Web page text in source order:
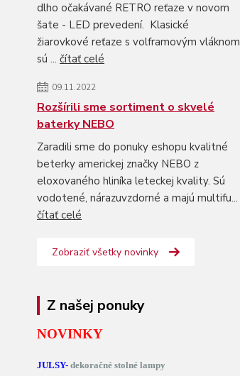
dlho očakávané RETRO reťaze v novom
šate - LED prevedení. Klasické
žiarovkové reťaze s volframovým vláknom
sú ... čítať celé
09.11.2022
Rozšírili sme sortiment o skvelé
baterky NEBO
Zaradili sme do ponuky eshopu kvalitné
beterky americkej značky NEBO z
eloxovaného hliníka leteckej kvality. Sú
vodotené, nárazuvzdorné a majú multifu...
čítať celé
Zobraziť všetky novinky
Z našej ponuky
NOVINKY
JULSY- dekoračné stolné lampy